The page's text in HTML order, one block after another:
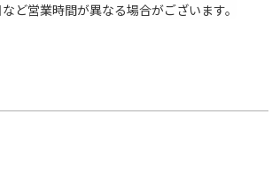
ど営業時間が異なる場合がございます。